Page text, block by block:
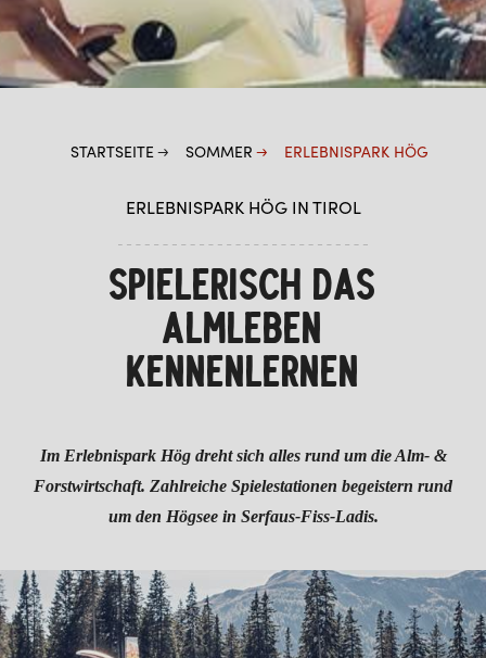
WANDERN
THEMENWEGE
MURMLI CLUB IM SOMMER
ERLEBNISWELT SERFAUS
ERLEBNISPARK HÖG
SOMMER-FUNPARK FISS
BIKEPARK SERFAUS
HOCHSEILGARTEN
MOUNTAINBIKEN
BIKE MIT GUIDE
HIGHLIGHTS IM SOMMER
WINTER
STARTSEITE SOMMER ERLEBNISPARK HÖG
ERLEBNISPARK HÖG IN TIROL
SPIELERISCH DAS
ALMLEBEN
KENNENLERNEN
Im Erlebnispark Hög dreht sich alles rund um die Alm- &
Forstwirtschaft. Zahlreiche Spielestationen begeistern rund
um den Högsee in Serfaus-Fiss-Ladis.